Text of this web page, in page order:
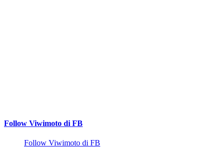
Follow Viwimoto di FB
Follow Viwimoto di FB